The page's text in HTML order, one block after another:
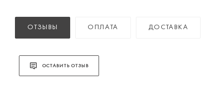
ОТЗЫВЫ ОПЛАТА ДОСТАВКА
ОСТАВИТЬ ОТЗЫВ